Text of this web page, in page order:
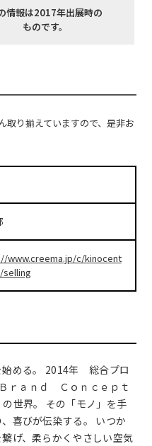
情報は2017年出展時の
ものです。
取り揃えていますので、是非お
www.creema.jp/c/kinocent
める。 2014年 総合プロ
ｒａｎｄ Ｃｏｎｃｅｐｔ
世界。 その「モノ」を手
喜びが伝染する。 いつか
げ、柔らかくやさしい空気